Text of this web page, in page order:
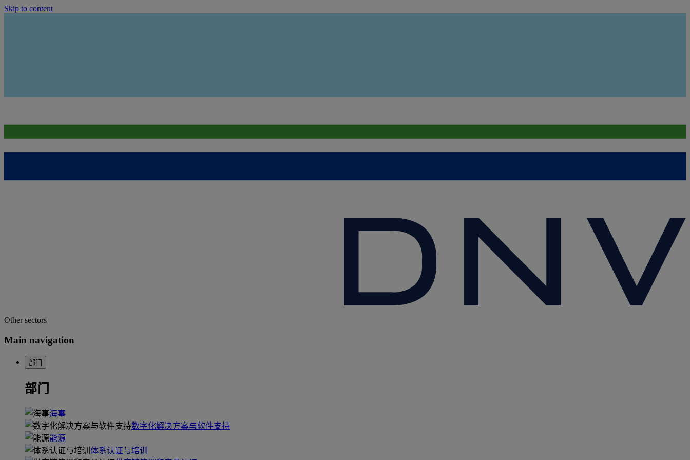
Skip to content
Other sectors
Main navigation
部门
部门
海事
数字化解决方案与软件支持
能源
体系认证与培训